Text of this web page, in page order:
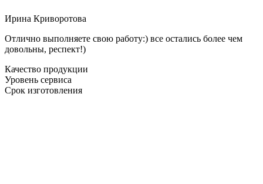
Ирина Криворотова
Отлично выполняете свою работу:) все остались более чем
довольны, респект!)
Качество продукции
Уровень сервиса
Срок изготовления